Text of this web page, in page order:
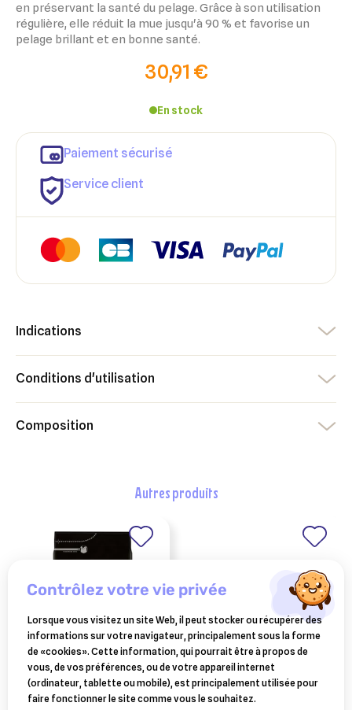
en préservant la santé du pelage. Grâce à son utilisation
régulière, elle réduit la mue jusqu'à 90 % et favorise un
pelage brillant et en bonne santé.
30,91 €
En stock
Paiement sécurisé
Service client
Indications
Conditions d'utilisation
Composition
autres produits
PURINA
purina pro plan chien
large robust puppy
crayon marqueur
raidex à l'unité pour le
bétail
Ajouter à ma liste d'envies ×
Créer une nouvelle liste
Nom de la liste d'envies
Vous devez être connecté pour ajouter des produits à votre
liste d'envies.
contrôlez votre vie privée
Lorsque vous visitez un site Web, il peut stocker ou récupérer des
informations sur votre navigateur, principalement sous la forme
de «cookies». Cette information, qui pourrait être à propos de
vous, de vos préférences, ou de votre appareil internet
(ordinateur, tablette ou mobile), est principalement utilisée pour
faire fonctionner le site comme vous le souhaitez.